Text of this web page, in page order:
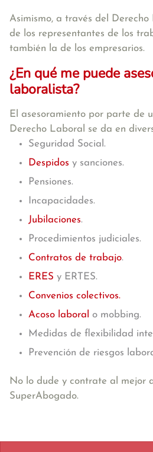
Asimismo, a través del
de los representantes de los
también la de los empresarios.
¿En qué me puede
laboralista?
El asesoramiento por parte de
Derecho Laboral se da en
Seguridad Social.
Despidos y sanciones.
Pensiones.
Incapacidades.
Jubilaciones.
Procedimientos judiciales.
Contratos de trabajo.
ERES y ERTES.
Convenios colectivos.
Acoso laboral o mobbing.
Medidas de flexibilidad
Prevención de riesgos
No lo dude y contrate al mejor
SuperAbogado.